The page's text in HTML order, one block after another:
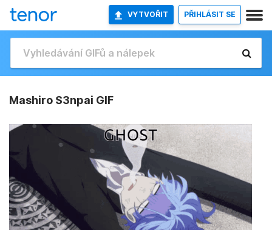
VYTVOŘIT PŘIHLÁSIT SE
Mashiro S3npai GIF